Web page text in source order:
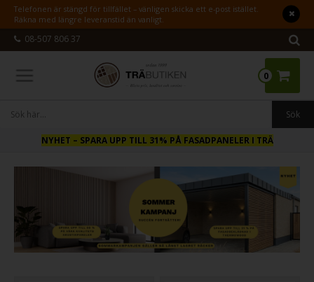
Telefonen är stängd för tillfället – vänligen skicka ett e-post istället.
Räkna med längre leveranstid än vanligt.
08-507 806 37
0
NYHET– SPARA UPP TILL 31% PÅ FASADPANELER I TRÄ